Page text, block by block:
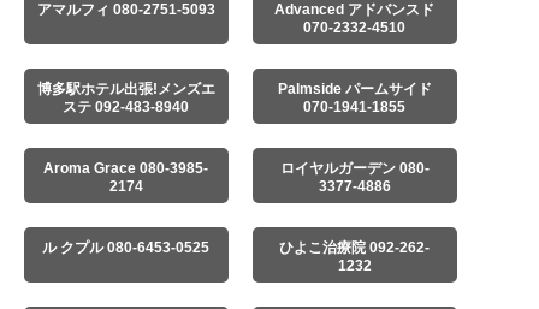
アマルフィ 080-2751-5093
Advanced アドバンスド
070-2332-4510
博多駅ホテル出張!メンズエ
ステ 092-483-8940
Palmside パームサイド
070-1941-1855
Aroma Grace 080-3985-
2174
ロイヤルガーデン 080-
3377-4886
ル クプル 080-6453-0525
ひよこ治療院 092-262-
1232